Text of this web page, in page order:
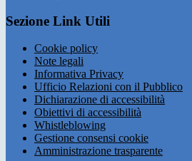
Sezione Link Utili
Cookie policy
Note legali
Informativa Privacy
Ufficio Relazioni con il Pubblico
Dichiarazione di accessibilità
Obiettivi di accessibilità
Whistleblowing
Gestione consensi cookie
Amministrazione trasparente